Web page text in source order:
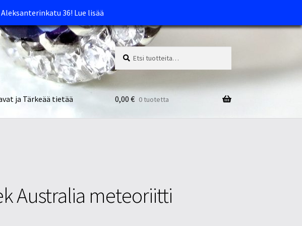
36! Lue lisää
Etsi:
Haku
ja Tärkeää tietää 0,00 € 0 tuotetta
Australia meteoriitti